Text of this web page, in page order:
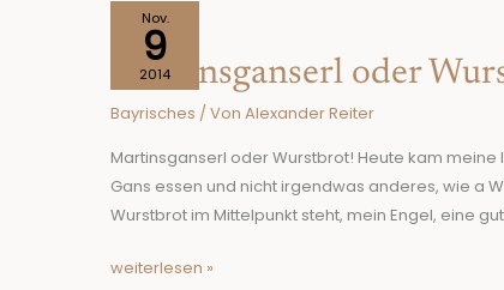
Nov.
9
2014
Martinsganserl oder
Bayrisches / Von Alexander Reiter
Martinsganserl oder Wurstbrot! Heute kam meine
Gans essen und nicht irgendwas anderes, wie a
Wurstbrot im Mittelpunkt steht, mein Engel, eine
Martinsganserl
oder
Wurstbrot!
weiterlesen »